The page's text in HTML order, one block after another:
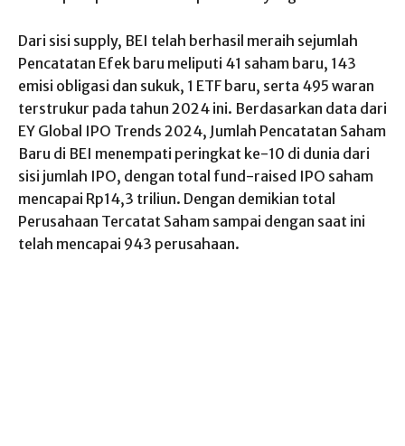
Dari sisi supply, BEI telah berhasil meraih sejumlah
Pencatatan Efek baru meliputi 41 saham baru, 143
emisi obligasi dan sukuk, 1 ETF baru, serta 495 waran
terstrukur pada tahun 2024 ini. Berdasarkan data dari
EY Global IPO Trends 2024, Jumlah Pencatatan Saham
Baru di BEI menempati peringkat ke-10 di dunia dari
sisi jumlah IPO, dengan total fund-raised IPO saham
mencapai Rp14,3 triliun. Dengan demikian total
Perusahaan Tercatat Saham sampai dengan saat ini
telah mencapai 943 perusahaan.